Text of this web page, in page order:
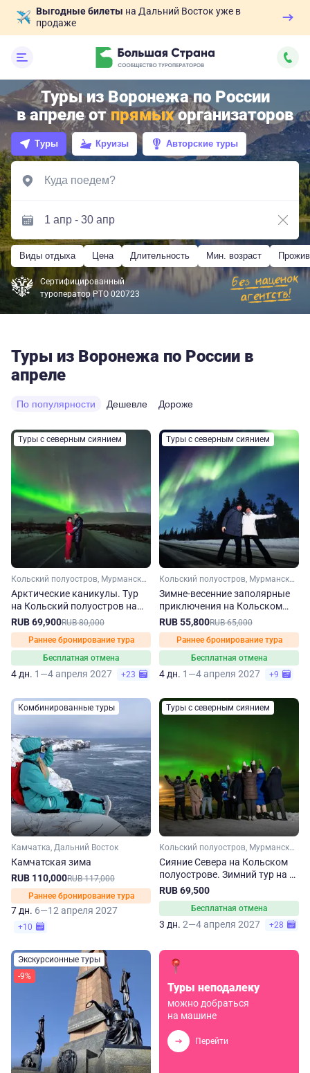
Выгодные билеты на Дальний Восток уже в
продаже
Туры из Воронежа по России
в апреле отпрямыхорганизаторов
Туры Круизы Авторские туры
Виды отдыха Цена Длительность Мин. возраст
Сертифицированный
туроператор РТО 020723
Туры из Воронежа по России в
апреле
По популярности Дешевле Дороже
Туры с северным сиянием
Кольский полуостров, Мурманская область, Арктика
Арктические каникулы. Тур
на Кольский полуостров на
зиму-весну
RUB 69,900RUB 80,000
Раннее бронирование тура
Бесплатная отмена
4 дн. 1—4 апреля 2027 +23
Туры с северным сиянием
Кольский полуостров, Мурманская область, Арктика
Зимне-весенние заполярные
приключения на Кольском
полуострове
RUB 55,800RUB 65,000
Раннее бронирование тура
Бесплатная отмена
4 дн. 1—4 апреля 2027 +9
Комбинированные туры
Камчатка, Дальний Восток
Камчатская зима
RUB 110,000RUB 117,000
Раннее бронирование тура
7 дн. 6—12 апреля 2027
+10
Туры с северным сиянием
Кольский полуостров, Мурманская область, Арктика
Сияние Севера на Кольском
полуострове. Зимний тур на 3
дня
RUB 69,500
Бесплатная отмена
3 дн. 2—4 апреля 2027 +28
Экскурсионные туры
-9%
Туры неподалеку
можно добраться
на машине
Перейти